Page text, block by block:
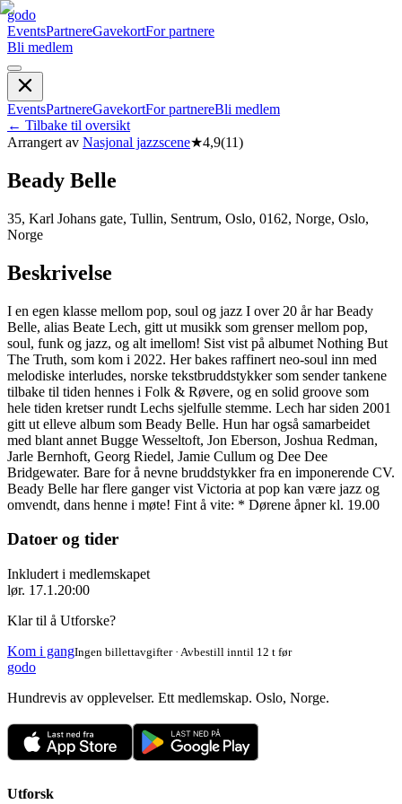
godo
EventsPartnereGavekortFor partnere
Bli medlem
EventsPartnereGavekortFor partnereBli medlem
← Tilbake til oversikt
Arrangert av Nasjonal jazzscene★4,9(11)
Beady Belle
35, Karl Johans gate, Tullin, Sentrum, Oslo, 0162, Norge, Oslo,
Norge
Beskrivelse
I en egen klasse mellom pop, soul og jazz I over 20 år har Beady
Belle, alias Beate Lech, gitt ut musikk som grenser mellom pop,
soul, funk og jazz, og alt imellom! Sist vist på albumet Nothing But
The Truth, som kom i 2022. Her bakes raffinert neo-soul inn med
melodiske interludes, norske tekstbruddstykker som sender tankene
tilbake til tiden hennes i Folk & Røvere, og en solid groove som
hele tiden kretser rundt Lechs sjelfulle stemme. Lech har siden 2001
gitt ut elleve album som Beady Belle. Hun har også samarbeidet
med blant annet Bugge Wesseltoft, Jon Eberson, Joshua Redman,
Jarle Bernhoft, Georg Riedel, Jamie Cullum og Dee Dee
Bridgewater. Bare for å nevne bruddstykker fra en imponerende CV.
Beady Belle har flere ganger vist Victoria at pop kan være jazz og
omvendt, dans henne i møte! Fint å vite: * Dørene åpner kl. 19.00
Datoer og tider
Inkludert i medlemskapet
lør. 17.1.20:00
Klar til å Utforske?
Kom i gangIngen billettavgifter · Avbestill inntil 12 t før
godo
Hundrevis av opplevelser. Ett medlemskap. Oslo, Norge.
Utforsk